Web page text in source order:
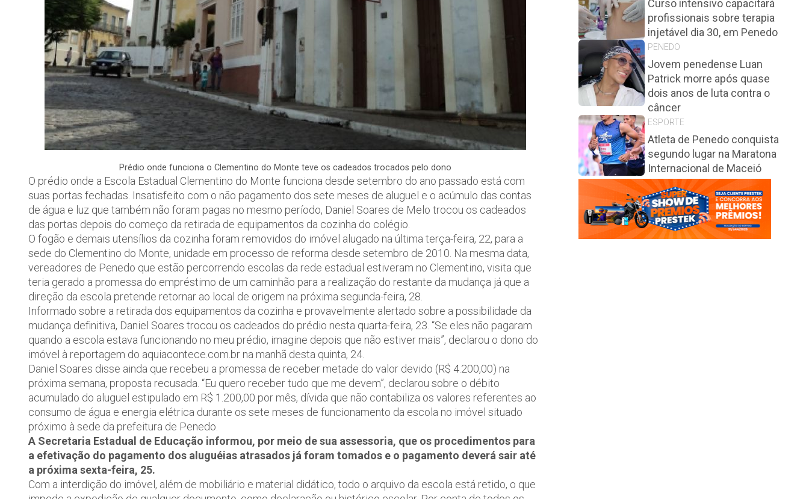
Prédio onde funciona o Clementino do Monte teve os cadeados trocados pelo dono
O prédio onde a Escola Estadual Clementino do Monte funciona desde setembro do ano passado está com
suas portas fechadas. Insatisfeito com o não pagamento dos sete meses de aluguel e o acúmulo das contas
de água e luz que também não foram pagas no mesmo período, Daniel Soares de Melo trocou os cadeados
das portas depois do começo da retirada de equipamentos da cozinha do colégio.
O fogão e demais utensílios da cozinha foram removidos do imóvel alugado na última terça-feira, 22, para a
sede do Clementino do Monte, unidade em processo de reforma desde setembro de 2010. Na mesma data,
vereadores de Penedo que estão percorrendo escolas da rede estadual estiveram no Clementino, visita que
teria gerado a promessa do empréstimo de um caminhão para a realização do restante da mudança já que a
direção da escola pretende retornar ao local de origem na próxima segunda-feira, 28.
Informado sobre a retirada dos equipamentos da cozinha e provavelmente alertado sobre a possibilidade da
mudança definitiva, Daniel Soares trocou os cadeados do prédio nesta quarta-feira, 23. “Se eles não pagaram
quando a escola estava funcionando no meu prédio, imagine depois que não estiver mais”, declarou o dono do
imóvel à reportagem do aquiacontece.com.br na manhã desta quinta, 24.
Daniel Soares disse ainda que recebeu a promessa de receber metade do valor devido (R$ 4.200,00) na
próxima semana, proposta recusada. “Eu quero receber tudo que me devem”, declarou sobre o débito
acumulado do aluguel estipulado em R$ 1.200,00 por mês, dívida que não contabiliza os valores referentes ao
consumo de água e energia elétrica durante os sete meses de funcionamento da escola no imóvel situado
próximo à sede da prefeitura de Penedo.
A Secretaria Estadual de Educação informou, por meio de sua assessoria, que os procedimentos para
a efetivação do pagamento dos aluguéias atrasados já foram tomados e o pagamento deverá sair até
a próxima sexta-feira, 25.
Com a interdição do imóvel, além de mobiliário e material didático, todo o arquivo da escola está retido, o que
Curso intensivo capacitará
profissionais sobre terapia
injetável dia 30, em Penedo
PENEDO
Jovem penedense Luan
Patrick morre após quase
dois anos de luta contra o
câncer
ESPORTE
Atleta de Penedo conquista
segundo lugar na Maratona
Internacional de Maceió